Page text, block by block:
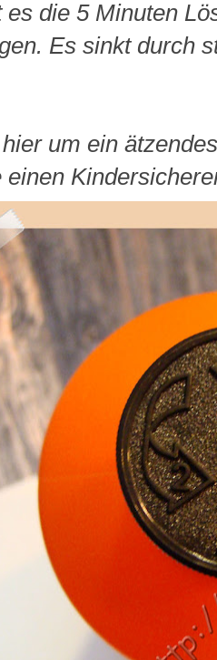
die 5 Minuten
Es sinkt durch
um ein